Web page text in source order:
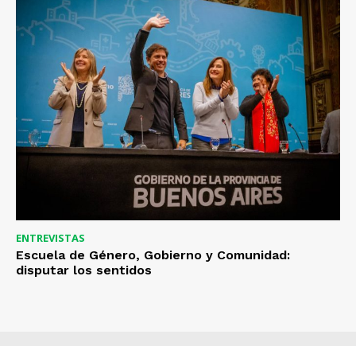
ENTREVISTAS
Escuela de Género, Gobierno y Comunidad:
disputar los sentidos